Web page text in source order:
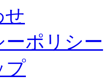
せ
ポリシー
プ